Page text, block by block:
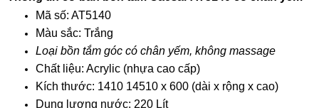
Mã số: AT5140
Màu sắc: Trắng
Loại bồn tắm góc có chân yếm, không massage
Chất liệu: Acrylic (nhựa cao cấp)
Kích thước: 1410 14510 x 600 (dài x rộng x cao)
Dung lượng nước: 220 Lít